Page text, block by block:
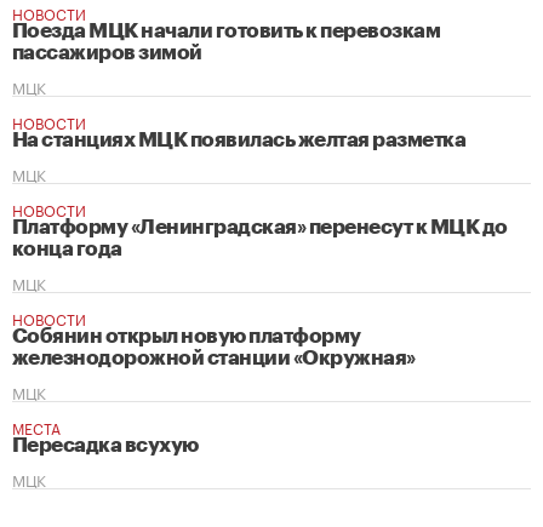
НОВОСТИ
Поезда МЦК начали готовить к перевозкам
пассажиров зимой
МЦК
НОВОСТИ
На станциях МЦК появилась желтая разметка
МЦК
НОВОСТИ
Платформу «Ленинградская» перенесут к МЦК до
конца года
МЦК
НОВОСТИ
Собянин открыл новую платформу
железнодорожной станции «Окружная»
МЦК
МЕСТА
Пересадка всухую
МЦК